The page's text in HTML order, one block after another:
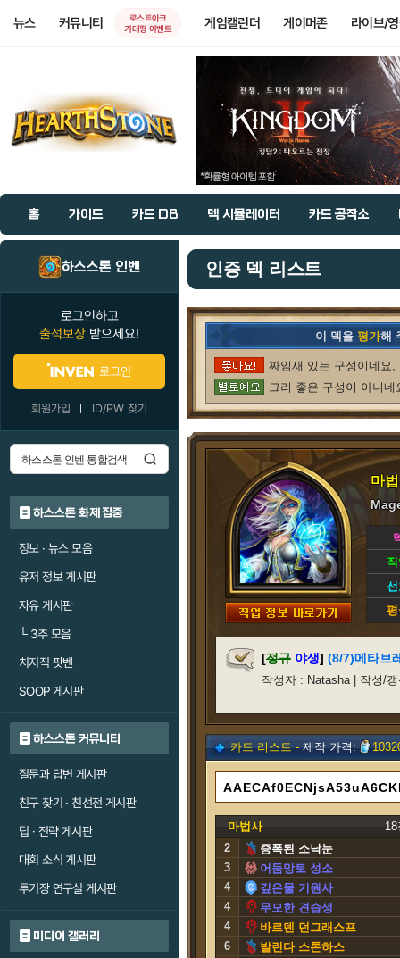
뉴스 커뮤니티
로스트아크
기대평 이벤트
게임캘린더 게이머존 라이브/
홈 가이드 카드 DB 덱 시뮬레이터 카드 공작소
하스스톤 인벤
로그인하고
출석보상 받으세요!
로그인
회원가입 ID/PW 찾기
하스스톤 화제 집중
정보 · 뉴스 모음
유저 정보 게시판
자유 게시판
└3추 모음
치지직 팟벤
SOOP 게시판
하스스톤 커뮤니티
질문과 답변 게시판
친구 찾기 · 친선전 게시판
팁 · 전략 게시판
대회 소식 게시판
투기장 연구실 게시판
미디어 갤러리
인증 덱 리스트
이 덱을 평가해
짜임새 있는 구성이네요,
그리 좋은 구성이 아니네
마
[정규 야생] (8/7)메타브
작성자 : Natasha | 작성/
카드 리스트 -제작 가격:
마법사
18
2
증폭된 소낙눈
3
어둠망토 성소
4
깊은물 기원사
4
무모한 견습생
4
바르덴 던그래스프
6
발린다 스톤하스